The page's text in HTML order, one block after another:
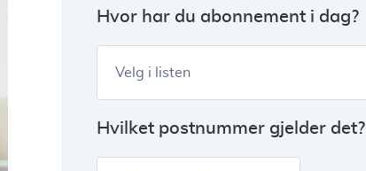
Hvor har du abonnement i dag?
Velg i listen
Hvilket postnummer gjelder det?